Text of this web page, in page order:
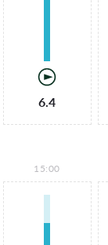
6.4
15:00